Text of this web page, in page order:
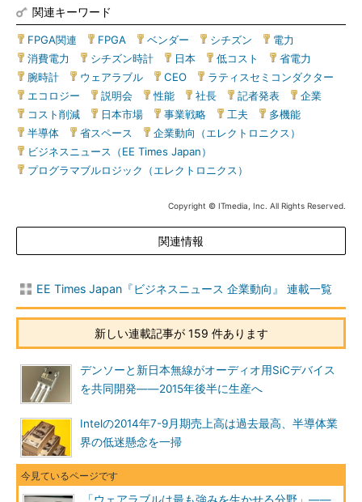
関連キーワード
FPGA関連 FPGA ベンダー シチズン 電力
消費電力
シチズン時計 日本 低コスト 省電力
腕時計
ウェアラブル CEO ラティスセミコンダクター
エコロジー
説明会 性能 社長 記者発表 企業
コスト削減
日本市場 事業戦略 工夫 多機能
半導体
省スペース 企業動向（エレクトロニクス）
ビジネスニュース（EE Times Japan）
プログラマブルロジック（エレクトロニクス）
Copyright © ITmedia, Inc. All Rights Reserved.
関連情報
EE Times Japan『ビジネスニュース 企業動向』 連載一覧
新しい連載記事が 159 件あります
デンソーと新日本無線がオーディオ用SiCデバイス
を共同開発――2015年後半に生産へ
Intelの2014年7-9月期売上高は過去最高、半導体業
界の低迷懸念を一掃